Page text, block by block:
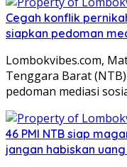
Cegah konflik
siapkan pedoman
Lombokvibes.com,
Tenggara Barat
pedoman mediasi
46 PMI NTB siap
jangan habiskan